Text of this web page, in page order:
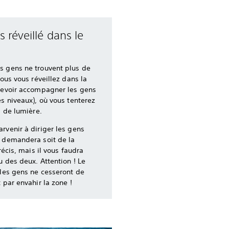
réveillé dans le
gens ne trouvent plus de
vous réveillez dans la
accompagner les gens
niveaux), où vous tenterez
de lumière.‎
à diriger les gens
soit de la
mais il vous faudra
des deux. Attention ! Le
gens ne cesseront de
envahir la zone !